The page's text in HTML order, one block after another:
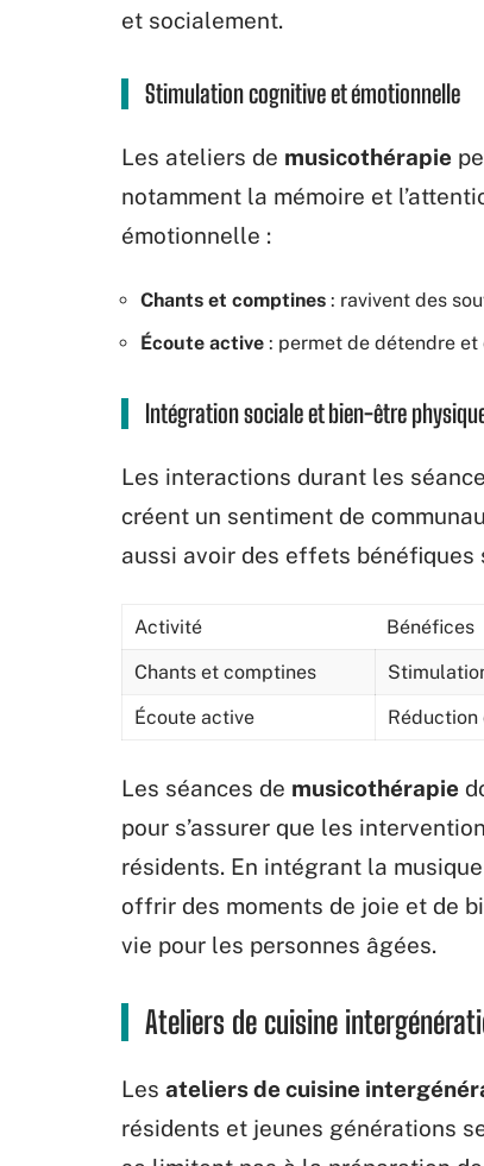
et socialement.
Stimulation cognitive et émotionnelle
Les ateliers de musicothérapie
notamment la mémoire et
émotionnelle :
Chants et comptines : ravivent des
Écoute active : permet de détendre et
Intégration sociale et bien-être
Les interactions durant les
créent un sentiment de
aussi avoir des effets
Activité
Bénéfices
Chants et comptines
Écoute active
Réduction
Les séances de musicothérapie
pour s’assurer que les
résidents. En intégrant la
offrir des moments de joie et de
vie pour les personnes âgées.
Ateliers de cuisine
Les ateliers de cuisine
résidents et jeunes générations